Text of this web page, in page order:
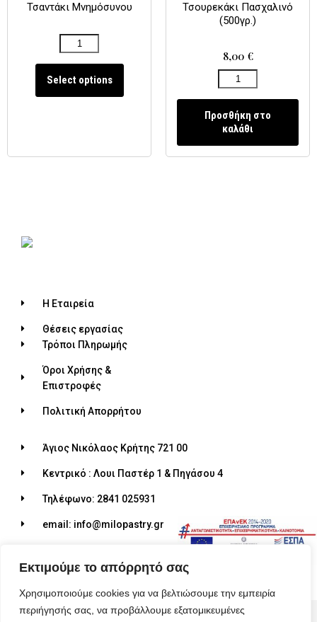
Εκτιμούμε το απόρρητό σας
Χρησιμοποιούμε cookies για να βελτιώσουμε την εμπειρία
περιήγησής σας, να προβάλλουμε εξατομικευμένες
Τσαντάκι Μνημόσυνου
Select options
Τσουρεκάκι Πασχαλινό
(500γρ.)
8,00 €
Προσθήκη στο
καλάθι
Η Εταιρεία
Θέσεις εργασίας
Τρόποι Πληρωμής
Όροι Χρήσης &
Επιστροφές
Πολιτική Απορρήτου
Άγιος Νικόλαος Κρήτης 721 00
Κεντρικό : Λουι Παστέρ 1 & Πηγάσου 4
Τηλέφωνο: 2841 025931
email: info@milopastry.gr
© 2026 ALL RIGHTS RESERVED​